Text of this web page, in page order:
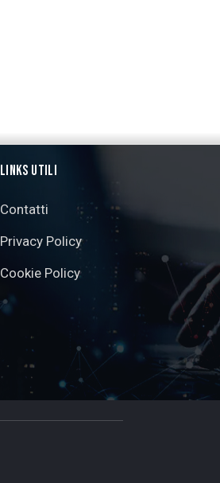
LINKS UTILI
Contatti
Privacy Policy
Cookie Policy